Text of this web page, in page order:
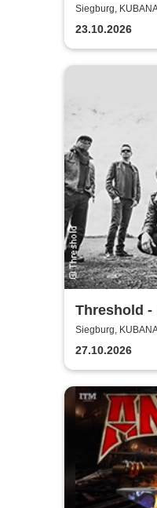
Beast
Siegburg,
23.10.2026
Threshold -
Siegburg,
27.10.2026